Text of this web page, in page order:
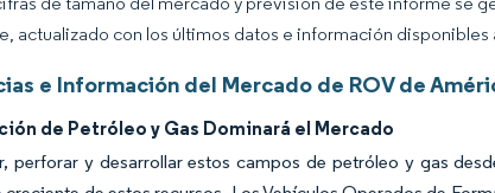
actualizado con los últimos datos e información disponibles
e Información del Mercado de ROV de
de Petróleo y Gas Dominará el Mercado
perforar y desarrollar estos campos de petróleo y gas